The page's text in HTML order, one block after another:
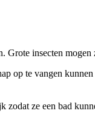
insecten mogen
op te vangen
zodat ze een bad